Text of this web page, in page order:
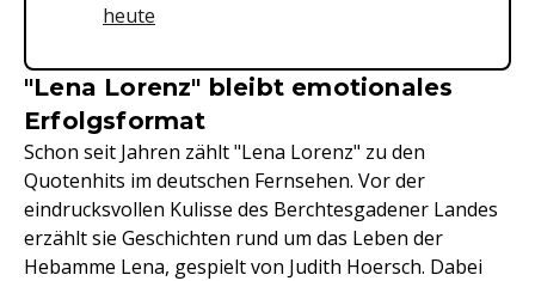
heute
"Lena Lorenz" bleibt emotionales
Erfolgsformat
Schon seit Jahren zählt "Lena Lorenz" zu den
Quotenhits im deutschen Fernsehen. Vor der
eindrucksvollen Kulisse des Berchtesgadener Landes
erzählt sie Geschichten rund um das Leben der
Hebamme Lena, gespielt von Judith Hoersch. Dabei